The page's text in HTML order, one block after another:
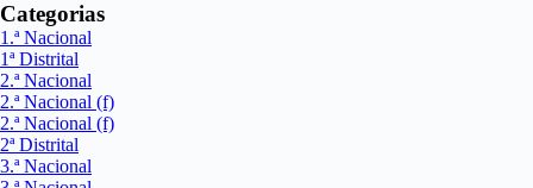
Categorias
1.ª Nacional
1ª Distrital
2.ª Nacional
2.ª Nacional (f)
2.ª Nacional (f)
2ª Distrital
3.ª Nacional